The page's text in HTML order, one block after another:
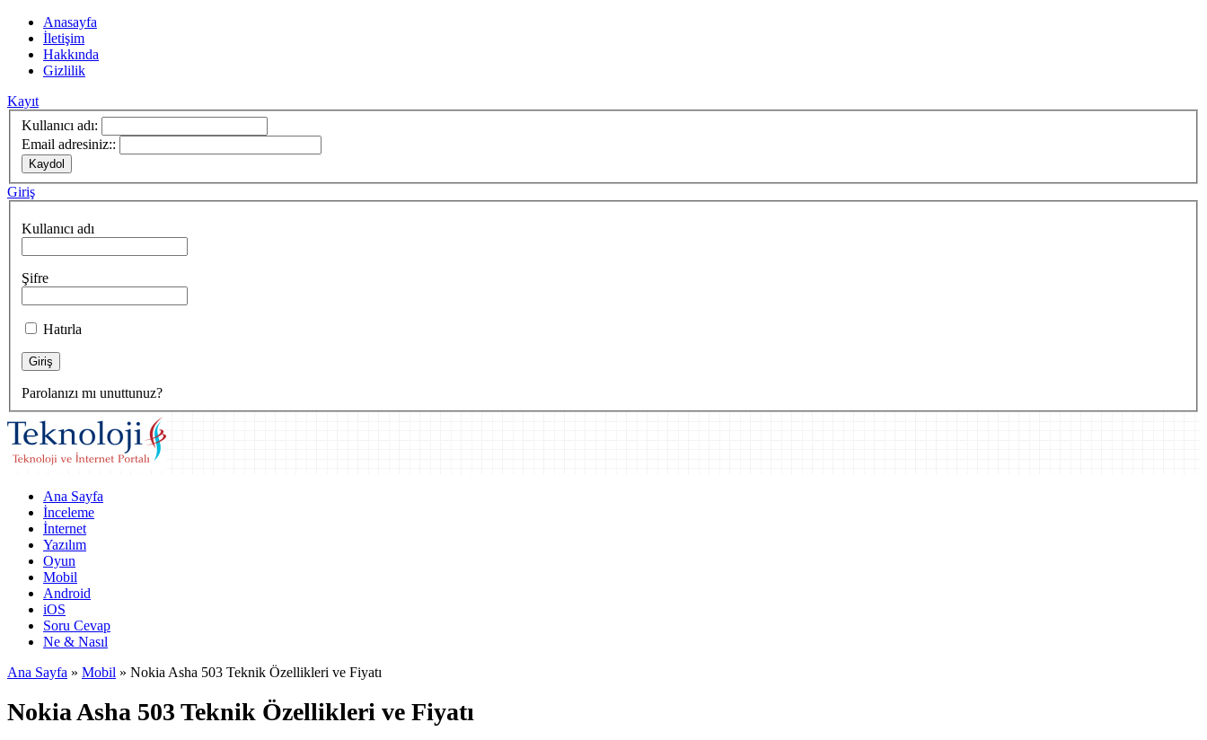
Anasayfa
İletişim
Hakkında
Gizlilik
Kayıt
Kullanıcı adı:
Email adresiniz::
Giriş
Kullanıcı adı
Şifre
Hatırla
Parolanızı mı unuttunuz?
Ana Sayfa
İnceleme
İnternet
Yazılım
Oyun
Mobil
Android
iOS
Soru Cevap
Ne & Nasıl
Ana Sayfa » Mobil » Nokia Asha 503 Teknik Özellikleri ve Fiyatı
Nokia Asha 503 Teknik Özellikleri ve Fiyatı